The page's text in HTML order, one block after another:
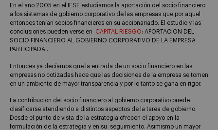
En el año 2005 en el IESE estudiamos la aportación del socio financiero
a los sistemas de gobierno corporativo de las empresas que por aquel
entonces tenían socios financieros en su accionariado. El estudio y las
conclusiones pueden verse en
CAPITAL RIESGO: APORTACION DEL
SOCIO FINANCIERO AL GOBIERNO CORPORATIVO DE LA EMPRESA
PARTICIPADA .
Entonces ya decíamos que la entrada de un socio financiero en las
empresas no cotizadas hace que las decisiones de la empresa se tomen
en un ambiente de mayor transparencia y por lo tanto se gana en rigor.
La contribución del socio financiero al gobierno corporativo puede
clasificarse atendiendo a distintos aspectos de la tarea de gobierno.
Desde el punto de vista de la estrategia ofrecen el apoyo en la
formulación de la estrategia y en su seguimiento. Asimismo un mayor